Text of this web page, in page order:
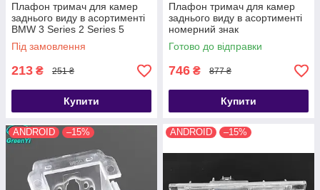
Плафон тримач для камер
заднього виду в асортименті
BMW 3 Series 2 Series 5
Series X1 X3 X4 X5 X6 2008-
2016
Під замовлення
213 ₴ 251 ₴
Купити
Плафон тримач для камер
заднього виду в асортименті
номерний знак
Готово до відправки
746 ₴ 877 ₴
Купити
ANDROID –15% ANDROID –15%